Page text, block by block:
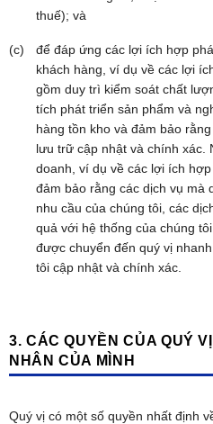
thuế); và
để đáp ứng các lợi ích hợp
khách hàng, ví dụ về các lợi
gồm duy trì kiểm soát chất
tích phát triển sản phẩm và
hàng tồn kho và đảm bảo
lưu trữ cập nhật và chính xác.
doanh, ví dụ về các lợi ích
đảm bảo rằng các dịch vụ mà
nhu cầu của chúng tôi, các
quả với hệ thống của chúng
được chuyển đến quý vị
tôi cập nhật và chính xác.
3. CÁC QUYỀN CỦA QUÝ
NHÂN CỦA MÌNH
Quý vị có một số quyền nhất định